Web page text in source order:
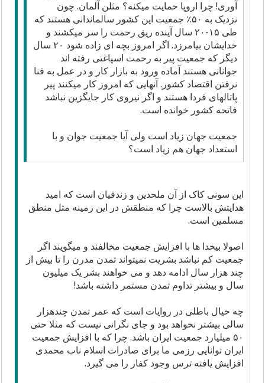
آوری! چرا اروپا حمایت میکنه؟ مثلن آلمان. چون
نزدیک به ۵۰٪ جمعیت این کشور سالماندانی هستند که
طی ۱۵-۲۰ سال آینده ریق رحمت را سر میکشند و
خدایشان بیامرزد. اگر امروز بچه ای زاده شود ۲۰ سال
دیگر که جمعیت پیر به رحمت اسپاغتی رفته اند
جوانانی هستند آماده ورود به بازار کار و در عمل به فنا
نرفتن اقتصاد کشور. آنهایی که امروز کار میکنند پیر
پاتالهای فردا هستند و اگر نیروی کار جایگزین نباشد
فاتحه کشور خوانده است.
جمعیت جهان زیاد است ولی آیا جمعیت جوان و با
استعداد جهان هم زیاد است؟
این سونی کاک از آن ملحدین و زندقیان است که امید
هدایتش بالاست چرا که منطقش در این زمینه مثل منطق
مسلمین است.
اصولا بیخدا ها با افزایش جمعیت مخالفند و میگویند اگر
جمعیت کم نباشد بشریت نمیتواند تمدن مدرن را تا بیش از
چند هزار سال ادامه دهد و می خواهند بشر یک میلیون
سال و بیشتر تداوم تمدن مستمر داشته باشد!
چه خیال باطلی در روایات است که عمر تمدن چندهزار
سالی بیشتر نخواهد بود و جای نگرانی نیست که مثلا حتی
۵۰ میلیارد جمعیت ایران باشد. چرا که با افزایش جمعیت
ایران توانایی رزمی ما برای صادرات اسلام ناب محمدی
افزایش یافته ترس وجود کفار را می گیرد.